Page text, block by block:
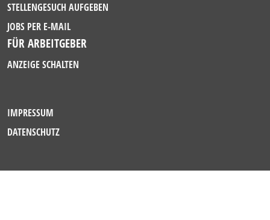
STELLENGESUCH AUFGEBEN
JOBS PER E-MAIL
FÜR ARBEITGEBER
ANZEIGE SCHALTEN
IMPRESSUM
DATENSCHUTZ